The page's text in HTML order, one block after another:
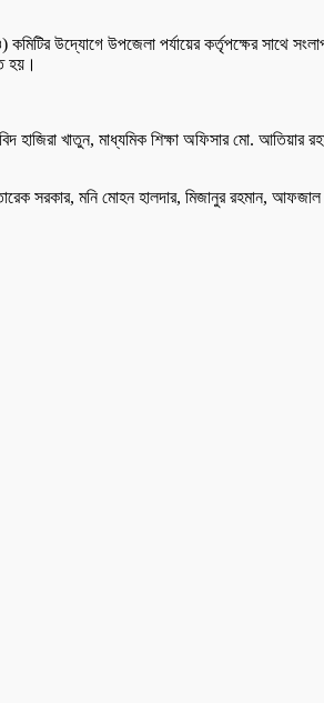
কমিটির উদ্যোগে উপজেলা পর্যায়ের কর্তৃপক্ষের সাথে
হয়।
হাজিরা খাতুন, মাধ্যমিক শিক্ষা অফিসার মো. আতিয়ার
সরকার, মনি মোহন হালদার, মিজানুর রহমান, আফজাল